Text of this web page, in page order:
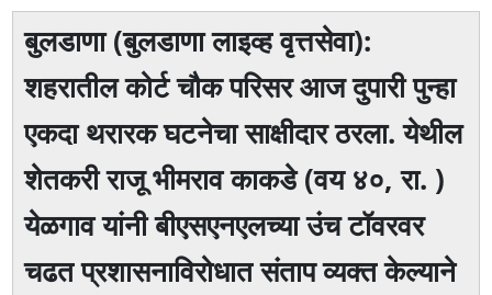
बुलडाणा (बुलडाणा लाइव्ह वृत्तसेवा):
शहरातील कोर्ट चौक परिसर आज दुपारी पुन्हा
एकदा थरारक घटनेचा साक्षीदार ठरला. येथील
शेतकरी राजू भीमराव काकडे (वय ४०, रा. )
येळगाव यांनी बीएसएनएलच्या उंच टॉवरवर
चढत प्रशासनाविरोधात संताप व्यक्त केल्याने